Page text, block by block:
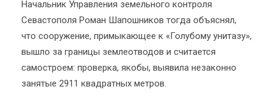
Начальник Управления земельного контроля
Севастополя Роман Шапошников тогда объяснял,
что сооружение, примыкающее к «Голубому унитазу»,
вышло за границы землеотводов и считается
самостроем: проверка, якобы, выявила незаконно
занятые 2911 квадратных метров.